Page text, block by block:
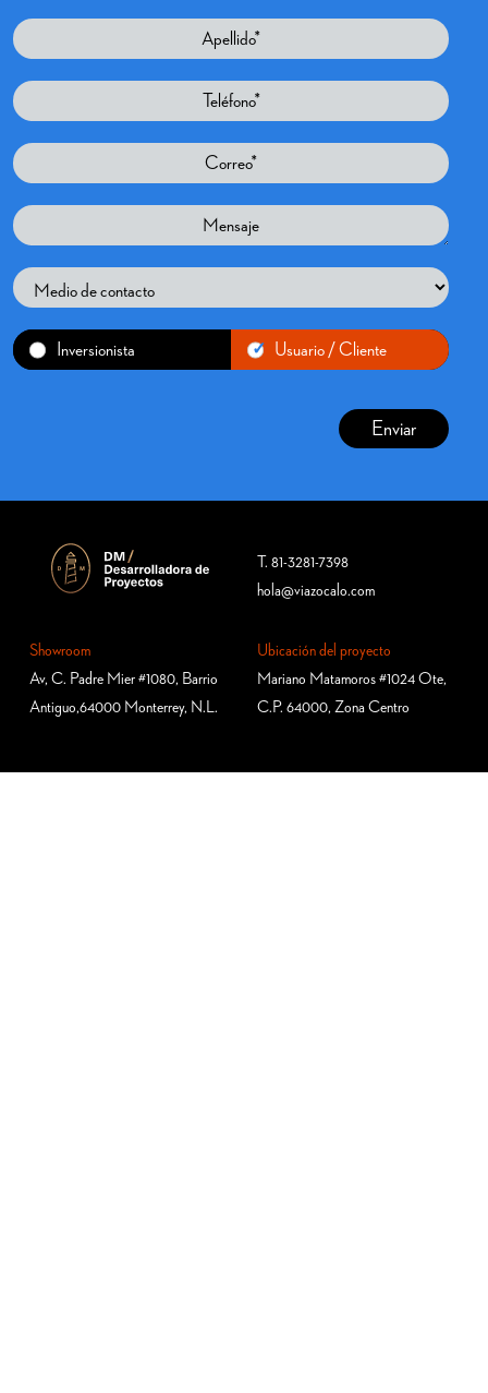
Inversionista Usuario / Cliente
Showroom
Av, C. Padre Mier #1080, Barrio
Antiguo,64000 Monterrey, N.L.
Ubicación del proyecto
Mariano Matamoros #1024 Ote,
C.P. 64000, Zona Centro
T. 81-3281-7398
hola@viazocalo.com